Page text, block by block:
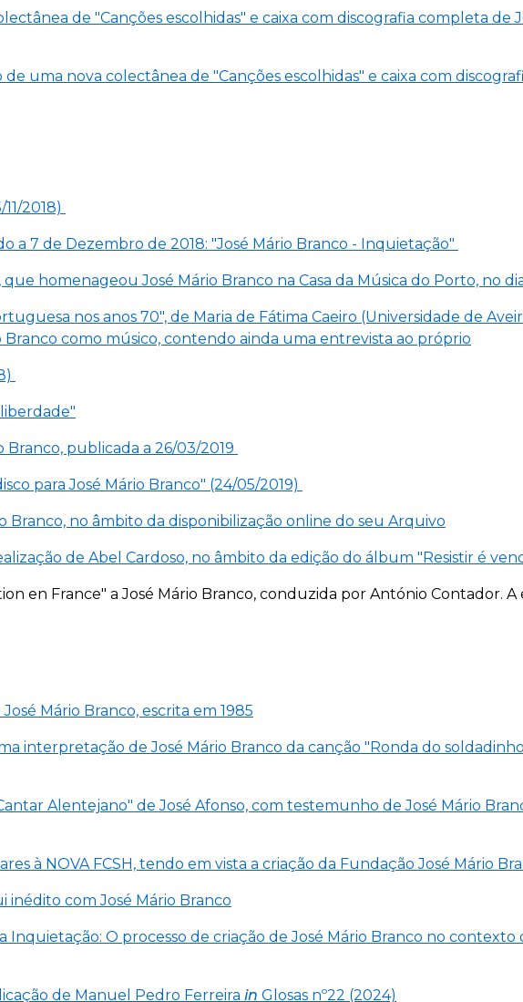
de "Canções escolhidas" e caixa com discografia completa de
uma nova colectânea de "Canções escolhidas" e caixa com
2018)
a 7 de Dezembro de 2018: "José Mário Branco - Inquietação"
homenageou José Mário Branco na Casa da Música do Porto, no
nos anos 70", de Maria de Fátima Caeiro (Universidade de
como músico, contendo ainda uma entrevista ao próprio
Branco, publicada a 26/03/2019
para José Mário Branco" (24/05/2019)
Branco, no âmbito da disponibilização online do seu Arquivo
de Abel Cardoso, no âmbito da edição do álbum "Resistir é
en France" a José Mário Branco, conduzida por António Contador.
Mário Branco, escrita em 1985
interpretação de José Mário Branco da canção "Ronda do
Alentejano" de José Afonso, com testemunho de José Mário
à NOVA FCSH, tendo em vista a criação da Fundação José Mário
inédito com José Mário Branco
Inquietação: O processo de criação de José Mário Branco no
de Manuel Pedro Ferreira in Glosas nº22 (2024)